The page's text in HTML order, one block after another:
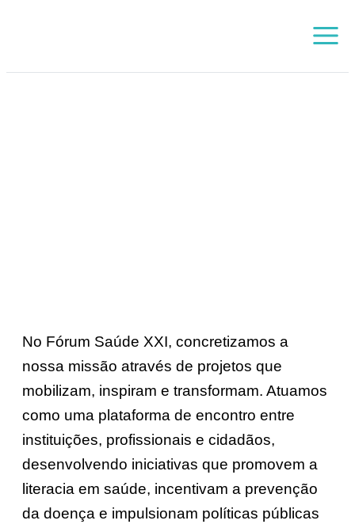
Menu
No Fórum Saúde XXI, concretizamos a
nossa missão através de projetos que
mobilizam, inspiram e transformam. Atuamos
como uma plataforma de encontro entre
instituições, profissionais e cidadãos,
desenvolvendo iniciativas que promovem a
literacia em saúde, incentivam a prevenção
da doença e impulsionam políticas públicas